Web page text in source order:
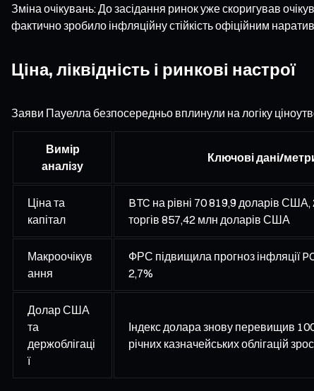
Зміна очікувань: До засідання ринок уже скоригував
фактично зробило інфляційну стійкість офіційним
Ціна, ліквідність і ринкові настрої
Заяви Пауелла безпосередньо вплинули на логіку
Вимір
аналізу
Ключові дані/
Ціна та
капітал
BTC на рівні 70 819,9 доларів
торгів 857,42 млн доларів США
Макроочікув
ання
ФРС підвищила прогноз інфляції
2,7%
Долар США
та
держоблігаці
ї
Індекс долара знову перевищив
річних казначейських облігацій